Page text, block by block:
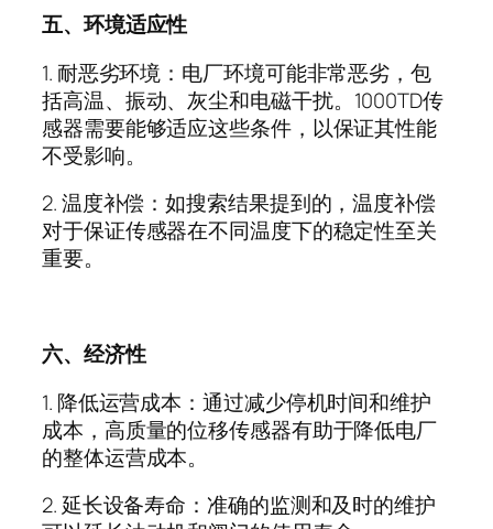
五、环境适应性
1. 耐恶劣环境：电厂环境可能非常恶劣，包
括高温、振动、灰尘和电磁干扰。 1000TD传
感器需要能够适应这些条件，以保证其性能
不受影响。
2.温度补偿：如搜索结果提到的，温度补偿
对于保证传感器在不同温度下的稳定性至关
重要。
六、经济性
1. 降低运营成本：通过减少停机时间和维护
成本，高质量的位移传感器有助于降低电厂
的整体运营成本。
2.延长设备寿命：准确的监测和及时的维护